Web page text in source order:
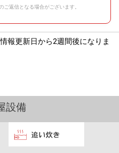
返信となる場合がございます。
報更新日から2週間後になりま
設備